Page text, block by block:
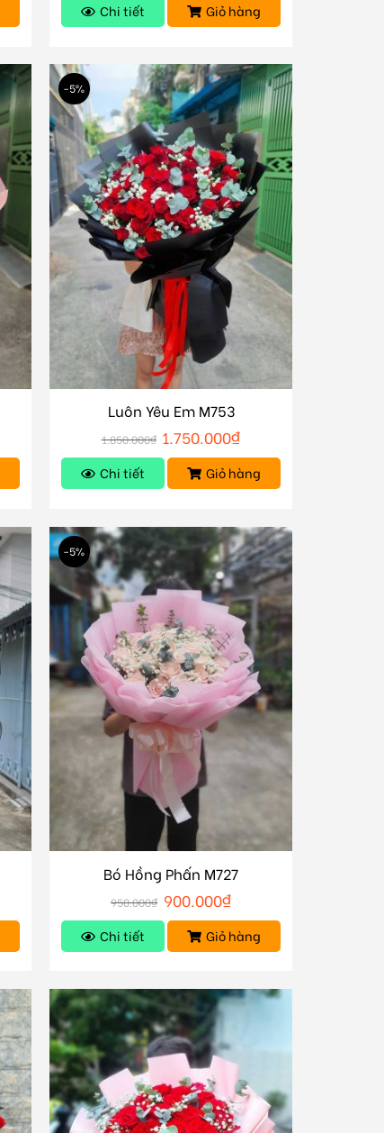
Chi tiết Giỏ hàng
-5%
Luôn Yêu Em M753
1.850.000₫ 1.750.000₫
Chi tiết Giỏ hàng
-5%
Bó Hồng Phấn M727
950.000₫ 900.000₫
Chi tiết Giỏ hàng